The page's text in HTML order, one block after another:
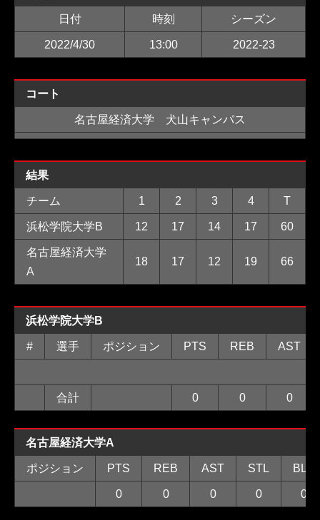
日付 時刻 シーズン
2022/4/30 13:00 2022-23
コート
名古屋経済大学 犬山キャンパス
結果
チーム 1 2 3 4 T
浜松学院大学B 12 17 14 17 60
名古屋経済大学
A
18 17 12 19 66
浜松学院大学B
# 選手 ポジション PTS REB AST
合計 0 0 0
名古屋経済大学A
ポジション PTS REB AST STL BLK
0 0 0 0 0